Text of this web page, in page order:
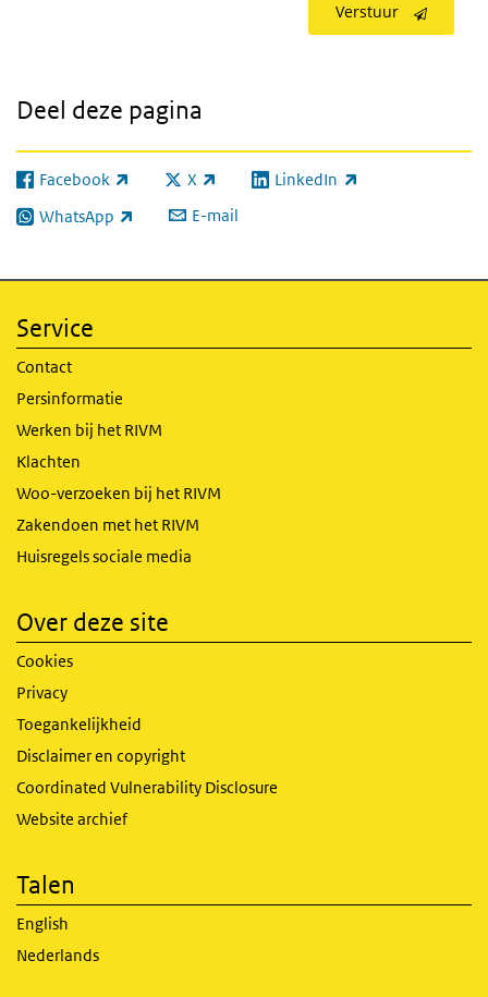
Verstuur
Deel deze pagina
Facebook
(externe link) X
(externe link) LinkedIn
(externe link)
WhatsApp
(externe link) E-mail
Service
Contact
Persinformatie
Werken bij het RIVM
Klachten
Woo-verzoeken bij het RIVM
Zakendoen met het RIVM
Huisregels sociale media
Over deze site
Cookies
Privacy
Toegankelijkheid
Disclaimer en copyright
Coordinated Vulnerability Disclosure
Website archief
Talen
English
Nederlands